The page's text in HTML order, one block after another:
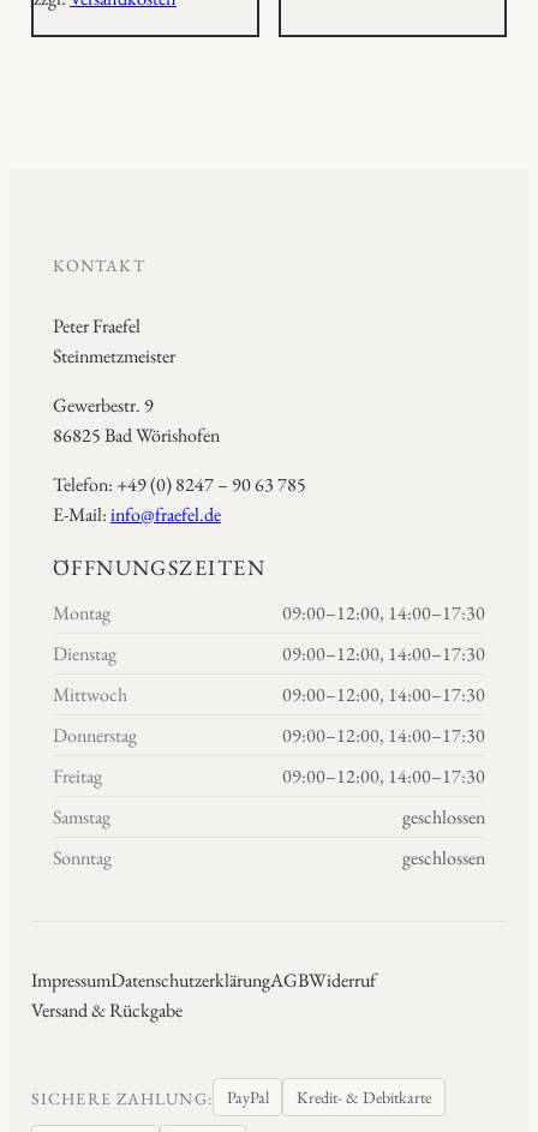
KONTAKT
Peter Fraefel
Steinmetzmeister
Gewerbestr. 9
86825 Bad Wörishofen
Telefon: +49 (0) 8247 – 90 63 785
E-Mail:info@fraefel.de
ÖFFNUNGSZEITEN
Montag
09:00–12:00, 14:00–17:30
Dienstag
09:00–12:00, 14:00–17:30
Mittwoch
09:00–12:00, 14:00–17:30
Donnerstag
09:00–12:00, 14:00–17:30
Freitag
09:00–12:00, 14:00–17:30
Samstag
geschlossen
Sonntag
geschlossen
ImpressumDatenschutzerklärungAGBWiderruf
Versand & Rückgabe
SICHERE ZAHLUNG: PayPal Kredit- & Debitkarte